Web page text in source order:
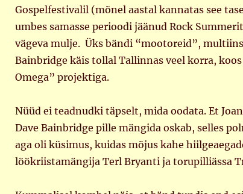
Gospelfestivalil (mõnel aastal kannatas see
umbes samasse perioodi jäänud Rock
vägeva mulje. Üks bändi “mootoreid”,
Bainbridge käis tollal Tallinnas veel korra,
Omega” projektiga.
Nüüd ei teadnudki täpselt, mida oodata. Et
Dave Bainbridge pille mängida oskab, selles
aga oli küsimus, kuidas mõjus kahe
löökriistamängija Terl Bryanti ja torupilliässa